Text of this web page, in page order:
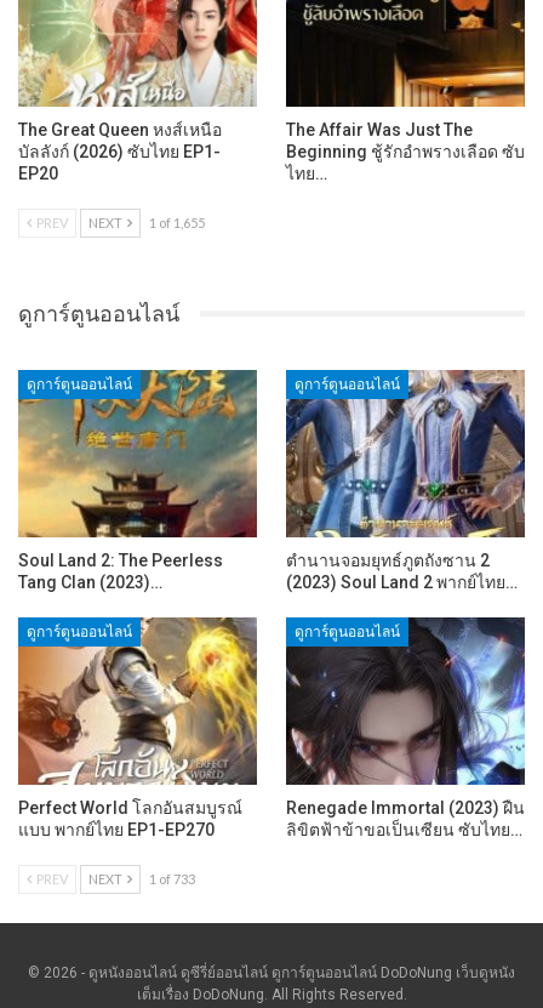
The Great Queen หงส์เหนือ
บัลลังก์ (2026) ซับไทย EP1-
EP20
The Affair Was Just The
Beginning ชู้รักอำพรางเลือด ซับ
ไทย…
PREV NEXT 1 of 1,655
ดูการ์ตูนออนไลน์
ดูการ์ตูนออนไลน์
Soul Land 2: The Peerless
Tang Clan (2023)…
ดูการ์ตูนออนไลน์
ตำนานจอมยุทธ์ภูตถังซาน 2
(2023) Soul Land 2 พากย์ไทย…
ดูการ์ตูนออนไลน์
Perfect World โลกอันสมบูรณ์
แบบ พากย์ไทย EP1-EP270
ดูการ์ตูนออนไลน์
Renegade Immortal (2023) ฝืน
ลิขิตฟ้าข้าขอเป็นเซียน ซับไทย…
PREV NEXT 1 of 733
© 2026 - ดูหนังออนไลน์ ดูซีรี่ย์ออนไลน์ ดูการ์ตูนออนไลน์ DoDoNung เว็บดูหนัง
เต็มเรื่อง DoDoNung. All Rights Reserved.